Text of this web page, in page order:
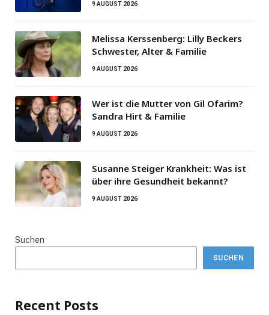
9 AUGUST 2026
Melissa Kerssenberg: Lilly Beckers
Schwester, Alter & Familie
9 AUGUST 2026
Wer ist die Mutter von Gil Ofarim?
Sandra Hirt & Familie
9 AUGUST 2026
Susanne Steiger Krankheit: Was ist
über ihre Gesundheit bekannt?
9 AUGUST 2026
Suchen
SUCHEN
Recent Posts